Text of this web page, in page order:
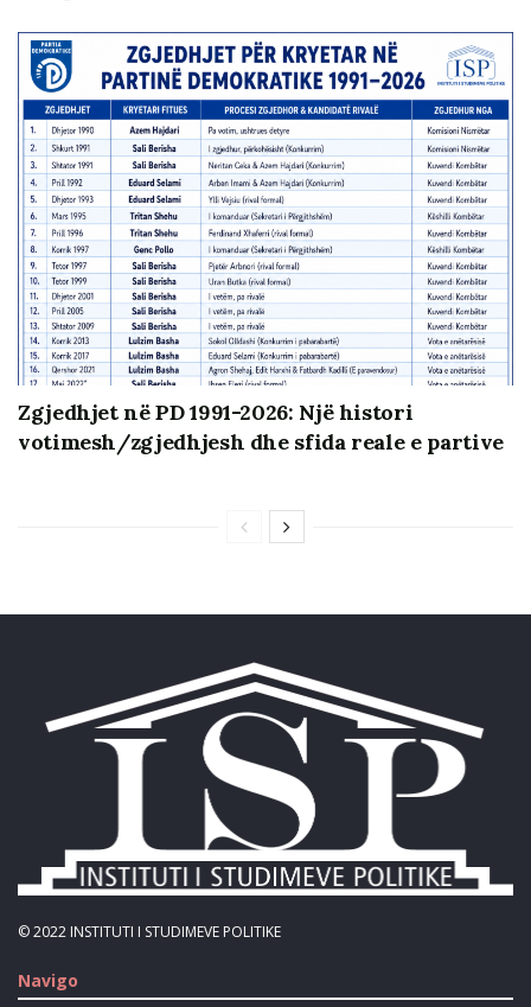
qëndrueshmërisë së partive politike”, loti “Forcimi i
rolit monitorues dhe kërkesës së llogarisë nga
qytetarët nëpërmjet shoqërisë civile, medias dhe
mbështetjes akademike”, zbatuar nga Komiteti I
Helsinkit (KSHH) në partneritet me Institutin e
Studimeve Politike (ISP), BIRN Albania dhe Qëndresa
Qytetare (QQ), mbështetur financiarisht nga Ambasada
Britanike.
Zgjedhjet në PD 1991-2026: Një histori
votimesh/zgjedhjesh dhe sfida reale e partive
© 2022 INSTITUTI I STUDIMEVE POLITIKE
Navigo